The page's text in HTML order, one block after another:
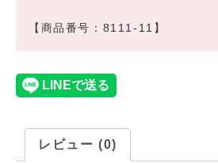
【商品番号：8111-11】
レビュー (0)